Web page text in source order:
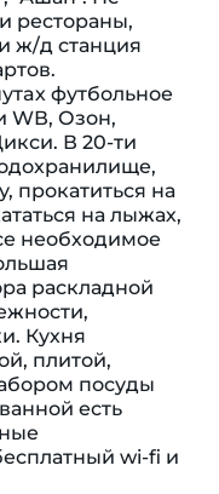
рестораны,
ж/д станция
футбoльное
WВ, Озон,
В 20-ти
прокатиться на
на лыжах,
необходимое
раскладной
Кухня
плитой,
посуды
есть
wi-fi и